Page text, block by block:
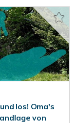
los! Oma's
von